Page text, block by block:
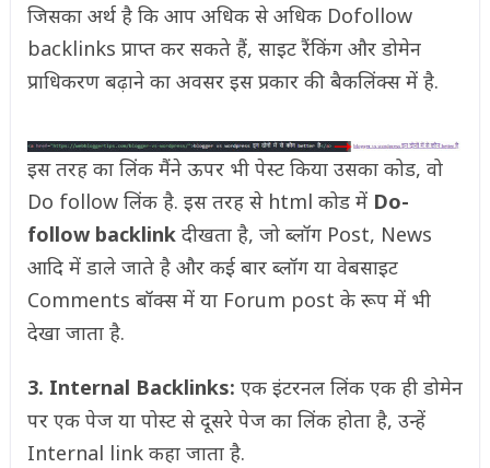
जिसका अर्थ है कि आप अधिक से अधिक Dofollow
backlinks प्राप्त कर सकते हैं, साइट रैंकिंग और डोमेन
प्राधिकरण बढ़ाने का अवसर इस प्रकार की बैकलिंक्स में है.
इस तरह का लिंक मैंने ऊपर भी पेस्ट किया उसका कोड, वो
Do follow लिंक है. इस तरह से html कोड में Do-
follow backlinkदीखता है, जो ब्लॉग Post, News
आदि में डाले जाते है और कई बार ब्लॉग या वेबसाइट
Comments बॉक्स में या Forum post के रूप में भी
देखा जाता है.
3. Internal Backlinks: एक इंटरनल लिंक एक ही डोमेन
पर एक पेज या पोस्ट से दूसरे पेज का लिंक होता है, उन्हें
Internal link कहा जाता है.